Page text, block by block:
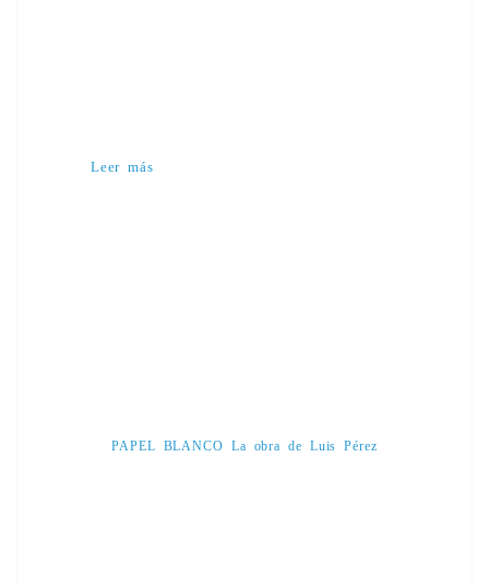
Leer más
PAPEL BLANCO La obra de Luis Pérez